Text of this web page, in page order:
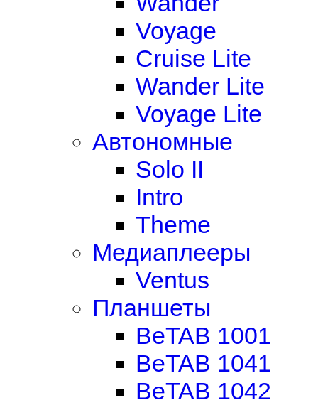
Voyage
Cruise Lite
Wander Lite
Voyage Lite
Автономные
Solo II
Intro
Theme
Медиаплееры
Ventus
Планшеты
BeTAB 1001
BeTAB 1041
BeTAB 1042